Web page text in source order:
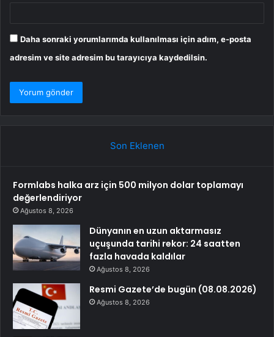
Daha sonraki yorumlarımda kullanılması için adım, e-posta
adresim ve site adresim bu tarayıcıya kaydedilsin.
Son Eklenen
Formlabs halka arz için 500 milyon dolar toplamayı
değerlendiriyor
Ağustos 8, 2026
Dünyanın en uzun aktarmasız
uçuşunda tarihi rekor: 24 saatten
fazla havada kaldılar
Ağustos 8, 2026
Resmi Gazete’de bugün (08.08.2026)
Ağustos 8, 2026